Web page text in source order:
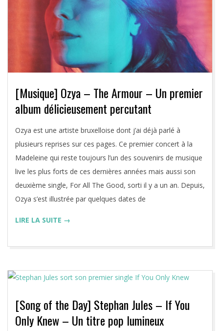
[Musique] Ozya – The Armour – Un premier
album délicieusement percutant
2021-
03-
26
Ozya est une artiste bruxelloise dont j’ai déjà parlé à
plusieurs reprises sur ces pages. Ce premier concert à la
Madeleine qui reste toujours l’un des souvenirs de musique
live les plus forts de ces dernières années mais aussi son
deuxième single, For All The Good, sorti il y a un an. Depuis,
Ozya s’est illustrée par quelques dates de
LIRE LA SUITE →
[Song of the Day] Stephan Jules – If You
Only Knew – Un titre pop lumineux